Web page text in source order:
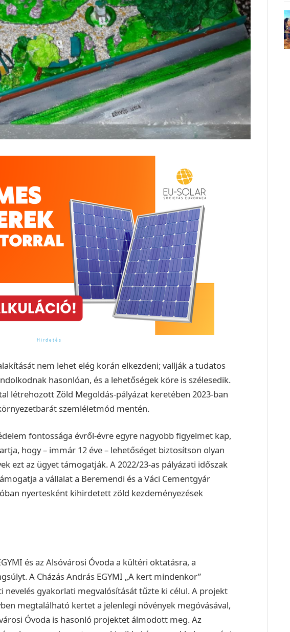
nem lehet elég korán elkezdeni; vallják a tudatos
hasonlóan, és a lehetőségek köre is szélesedik.
létrehozottZöld Megoldás-pályázat keretében 2023-ban
szemléletmód mentén.
fontossága évről-évre egyre nagyobb figyelmet kap,
hogy – immár 12 éve – lehetőséget biztosítson olyan
ezt az ügyet támogatják. A2022/23-as pályázati időszak
a vállalat a Beremendi és a Váci Cementgyár
nyertesként kihirdetett zöld kezdeményezések
és az Alsóvárosi Óvoda a kültéri oktatásra, a
A Cházás András EGYMI „A kert mindenkor”
nevelés gyakorlati megvalósítását tűzte ki célul. A projekt
megtalálható kertet a jelenlegi növények megóvásával,
Óvoda is hasonló projektet álmodott meg. Az